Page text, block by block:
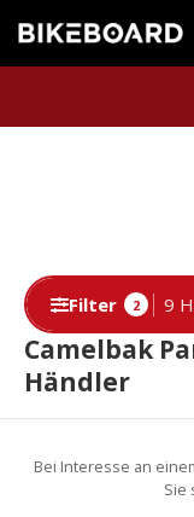
Filter 2 9
Camelbak
Händler
Bei Interesse an
Sie